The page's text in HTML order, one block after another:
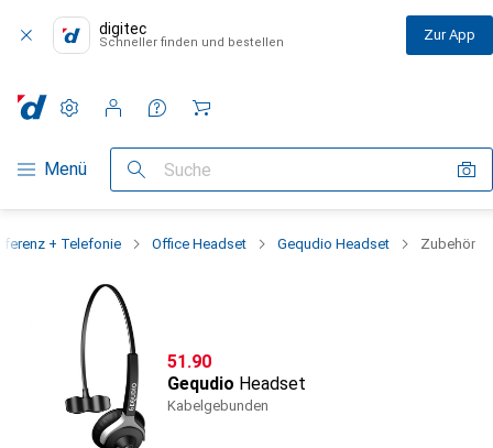
digitec
Schneller finden und bestellen Zur App
Navigation nach Kategorien
Menü Suche
Einstellungen
Kundenkonto
Vergleichslisten
Merklisten
Warenkorb
+ Telefonie Office Headset Gequdio Headset Zubehör
CHF
51.90
Gequdio Headset
Kabelgebunden